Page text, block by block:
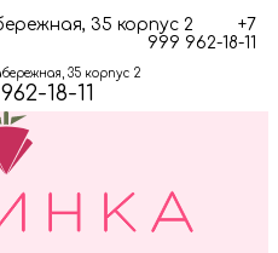
35 корпус 2
+7
999 962-18-11
35 корпус 2
18-11